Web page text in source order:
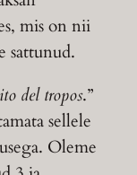
mis on nii
sattunud.
del tropos.”
sellele
Oleme